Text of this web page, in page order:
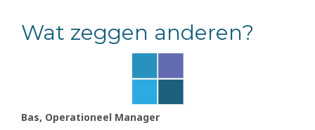
Wat zeggen anderen?
Bas, Operationeel Manager